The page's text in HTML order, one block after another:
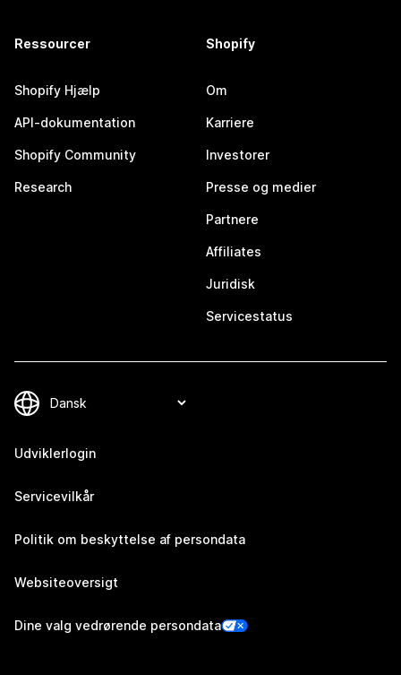
Ressourcer
Shopify Hjælp
API-dokumentation
Shopify Community
Research
Shopify
Om
Karriere
Investorer
Presse og medier
Partnere
Affiliates
Juridisk
Servicestatus
Udviklerlogin
Servicevilkår
Politik om beskyttelse af persondata
Websiteoversigt
Dine valg vedrørende persondata